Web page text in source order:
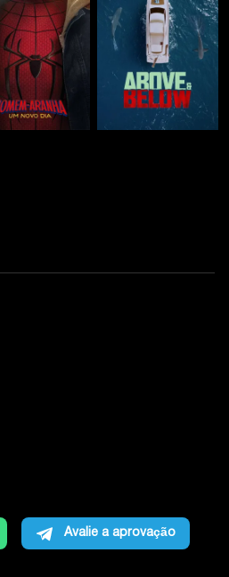
Avalie a aprovação